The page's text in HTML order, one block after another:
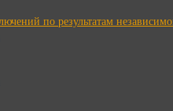
по результатам